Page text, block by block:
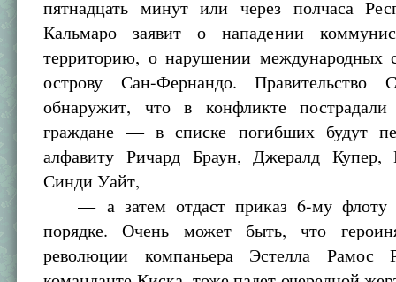
пятнадцать минут или через полчаса
Кальмаро заявит о нападении
территорию, о нарушении международных
острову Сан-Фернандо.
обнаружит, что в конфликте пострадали
граждане — в списке погибших будут
алфавиту Ричард Браун, Джералд
Синди Уайт,
— а затем отдаст приказ 6-му флоту
порядке. Очень может быть, что
революции компаньера Эстелла